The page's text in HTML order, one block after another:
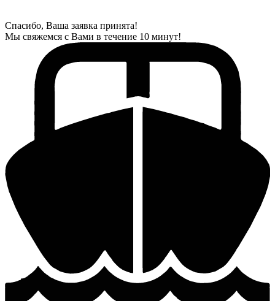
Спасибо, Ваша заявка принята!
Мы свяжемся с Вами в течение 10 минут!